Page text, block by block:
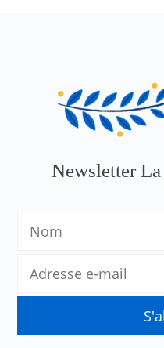
Newsletter